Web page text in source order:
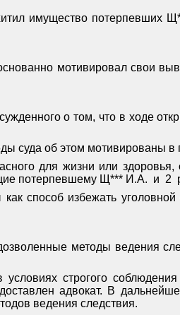
имущество потерпевших
мотивировал свои
о том, что в ходе
суда об этом мотивированы в
для жизни или здоровья,
потерпевшему Щ*** И.А. и 2
способ избежать
методы ведения
строгого
адвокат. В
ведения следствия.